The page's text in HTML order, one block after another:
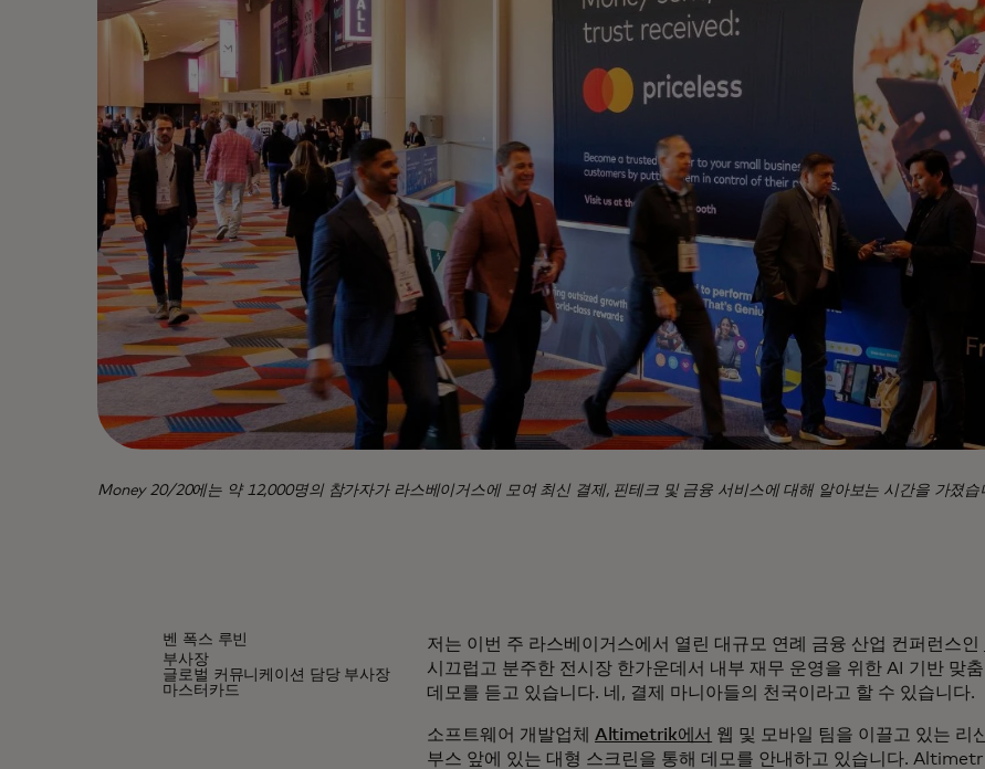
Money 20/20에는 약 12,000명의 참가자가 라스베이거스에 모여 최신 결제, 핀테크 및 금융 서비스에 대해 알아보는 시간을 가졌
벤 폭스 루빈
부사장
글로벌 커뮤니케이션 담당 부사장
마스터카드
저는 이번 주 라스베이거스에서 열린 대규모 연례 금융 산업 컨퍼런스인
시끄럽고 분주한 전시장 한가운데서 내부 재무 운영을 위한 AI 기반 맞
데모를 듣고 있습니다. 네, 결제 마니아들의 천국이라고 할 수 있습니다.
소프트웨어 개발업체 Altimetrik에서 웹 및 모바일 팀을 이끌고 있는 리
부스 앞에 있는 대형 스크린을 통해 데모를 안내하고 있습니다.